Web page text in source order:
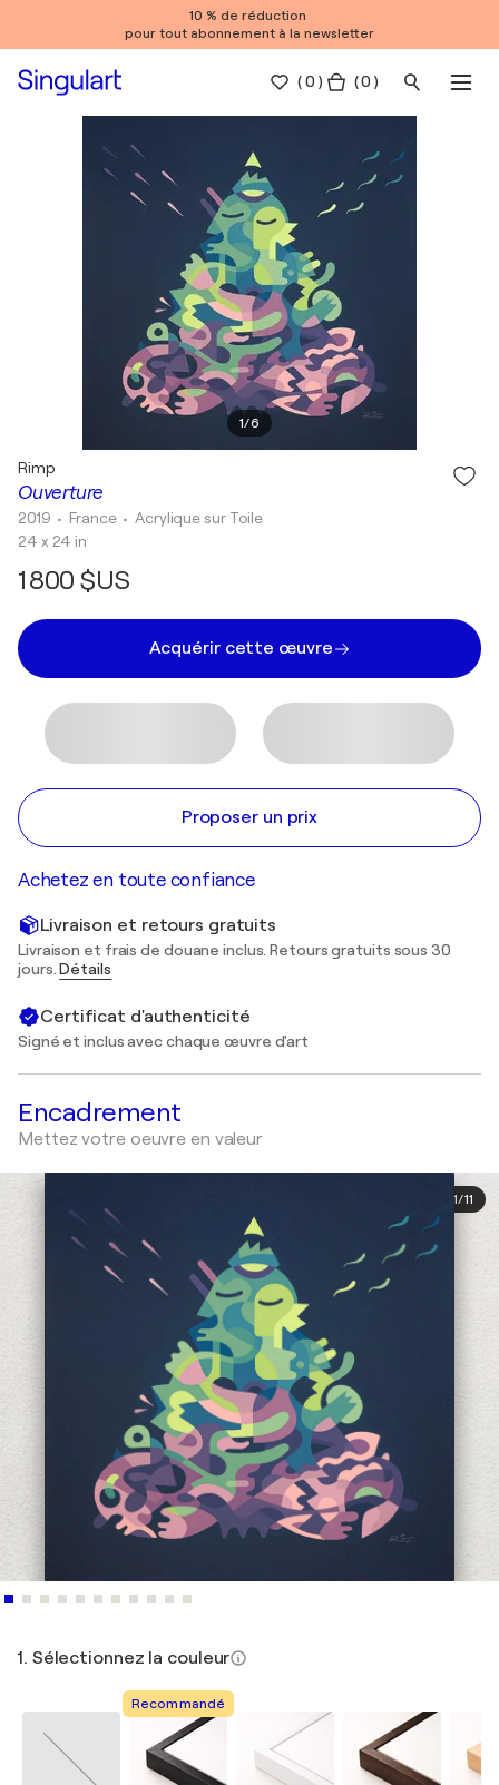
10 % de réduction
pour tout abonnement à la newsletter
(0 ) ( 0 )
1/6
Ouverture
Rimp
2019 • France •Acrylique sur Toile
24 x 24 in
1 800 $US
Acquérir cette œuvre
Proposer un prix
Achetez en toute confiance
Livraison et retours gratuits
Livraison et frais de douane inclus. Retours gratuits sous 30
jours.Détails
Certificat d'authenticité
Signé et inclus avec chaque œuvre d'art
Encadrement
Mettez votre oeuvre en valeur
1/11
1. Sélectionnez la couleur
Recommandé